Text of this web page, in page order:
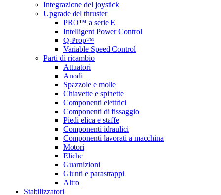
Integrazione del joystick
Upgrade del thruster
PRO™ a serie E
Intelligent Power Control
Q-Prop™
Variable Speed Control
Parti di ricambio
Attuatori
Anodi
Spazzole e molle
Chiavette e spinette
Componenti elettrici
Componenti di fissaggio
Piedi elica e staffe
Componenti idraulici
Componenti lavorati a macchina
Motori
Eliche
Guarnizioni
Giunti e parastrappi
Altro
Stabilizzatori